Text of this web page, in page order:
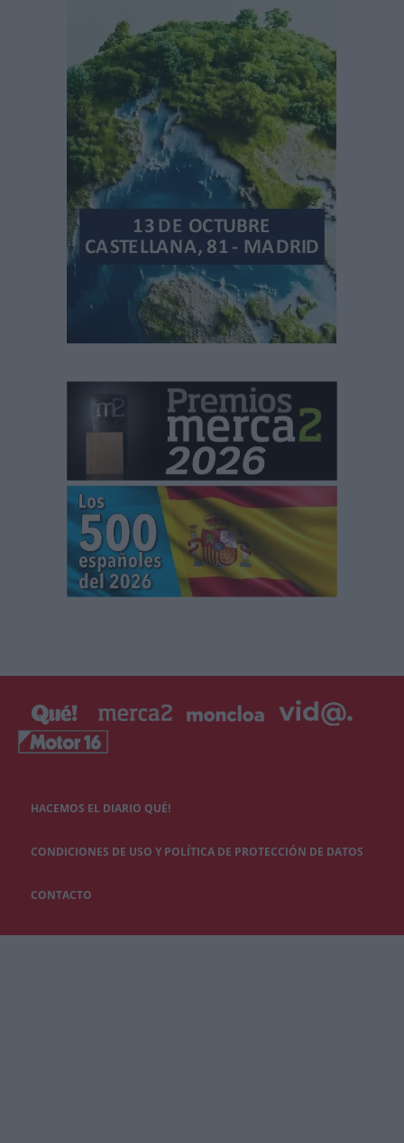
HACEMOS EL DIARIO QUÉ!
CONDICIONES DE USO Y POLÍTICA DE PROTECCIÓN DE DATOS
CONTACTO